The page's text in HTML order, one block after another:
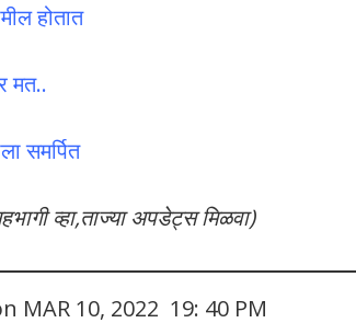
होतात
मत..
समर्पित
व्हा,ताज्या अपडेट्स मिळवा)
MAR 10, 2022 19: 40 PM